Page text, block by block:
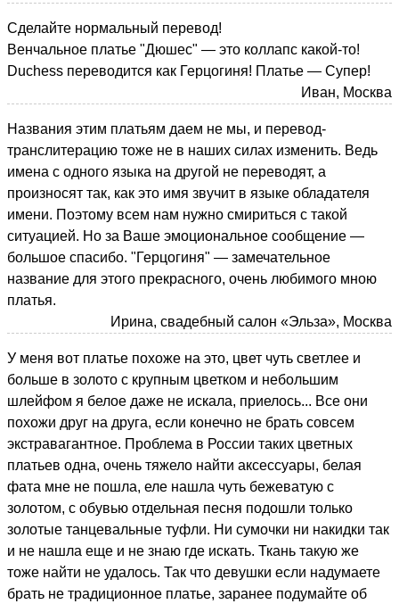
Сделайте нормальный перевод!
Венчальное платье "Дюшес" — это коллапс какой-то!
Duchess переводится как Герцогиня! Платье — Супер!
Иван, Москва
Названия этим платьям даем не мы, и перевод-
транслитерацию тоже не в наших силах изменить. Ведь
имена с одного языка на другой не переводят, а
произносят так, как это имя звучит в языке обладателя
имени. Поэтому всем нам нужно смириться с такой
ситуацией. Но за Ваше эмоциональное сообщение —
большое спасибо. "Герцогиня" — замечательное
название для этого прекрасного, очень любимого мною
платья.
Ирина, свадебный салон «Эльза», Москва
У меня вот платье похоже на это, цвет чуть светлее и
больше в золото с крупным цветком и небольшим
шлейфом я белое даже не искала, приелось... Все они
похожи друг на друга, если конечно не брать совсем
экстравагантное. Проблема в России таких цветных
платьев одна, очень тяжело найти аксессуары, белая
фата мне не пошла, еле нашла чуть бежеватую с
золотом, с обувью отдельная песня подошли только
золотые танцевальные туфли. Ни сумочки ни накидки так
и не нашла еще и не знаю где искать. Ткань такую же
тоже найти не удалось. Так что девушки если надумаете
брать не традиционное платье, заранее подумайте об